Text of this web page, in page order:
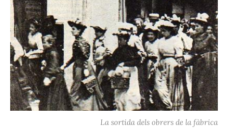
La sortida dels obrers de la fàbrica